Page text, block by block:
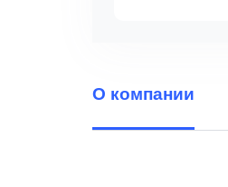
О компании